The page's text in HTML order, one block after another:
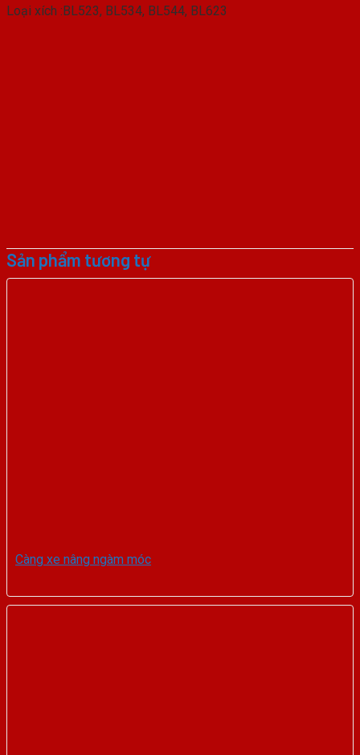
Loại xích :BL523, BL534, BL544, BL623
Sản phẩm tương tự
Càng xe nâng ngàm móc